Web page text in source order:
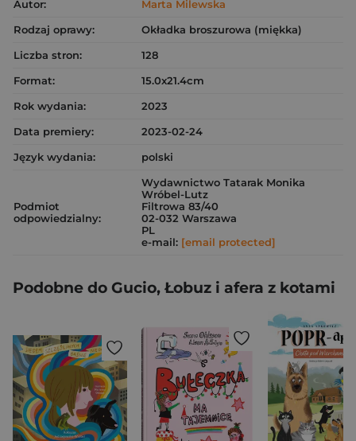
Autor:
Marta Milewska
Rodzaj oprawy:
Okładka broszurowa (miękka)
Liczba stron:
128
Format:
15.0x21.4cm
Rok wydania:
2023
Data premiery:
2023-02-24
Język wydania:
polski
Podmiot
odpowiedzialny:
Wydawnictwo Tatarak Monika
Wróbel-Lutz
Filtrowa 83/40
02-032 Warszawa
PL
e-mail: [email protected]
Podobne do Gucio, Łobuz i afera z kotami